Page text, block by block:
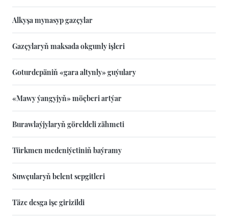
Alkyşa mynasyp gazçylar
Gazçylaryň maksada okgunly işleri
Goturdepäniň «gara altynly» guýulary
«Mawy ýangyjyň» möçberi artýar
Burawlaýjylaryň göreldeli zähmeti
Türkmen medeniýetiniň baýramy
Suwçularyň belent sepgitleri
Täze desga işe girizildi